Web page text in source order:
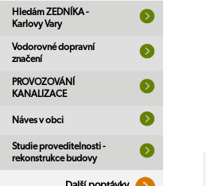
Hledám ZEDNÍKA -
Karlovy Vary
Vodorovné dopravní
značení
PROVOZOVÁNÍ
KANALIZACE
Náves v obci
Studie proveditelnosti -
rekonstrukce budovy